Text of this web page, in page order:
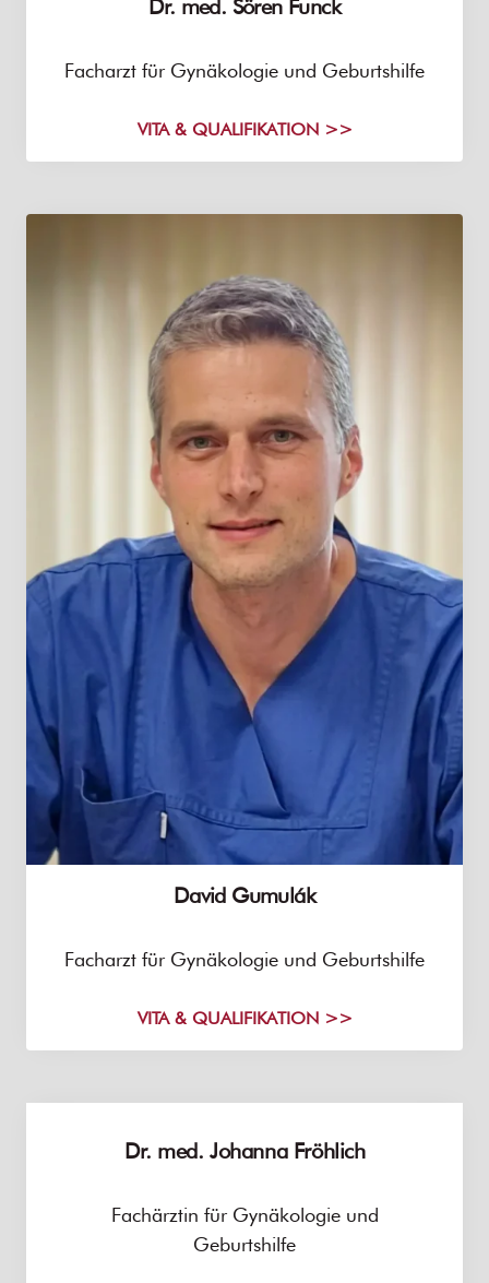
Dr. med. Sören Funck
Facharzt für Gynäkologie und Geburtshilfe
VITA & QUALIFIKATION >>
David Gumulák
Facharzt für Gynäkologie und Geburtshilfe
VITA & QUALIFIKATION >>
Dr. med. Johanna Fröhlich
Fachärztin für Gynäkologie und
Geburtshilfe